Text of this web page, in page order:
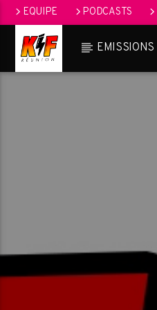
EQUIPE PODCASTS
EMISSIONS